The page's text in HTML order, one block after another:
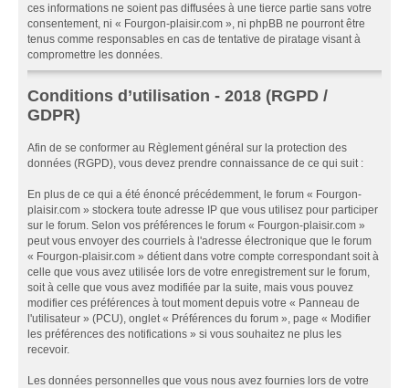
ces informations ne soient pas diffusées à une tierce partie sans votre
consentement, ni « Fourgon-plaisir.com », ni phpBB ne pourront être
tenus comme responsables en cas de tentative de piratage visant à
compromettre les données.
Conditions d’utilisation - 2018 (RGPD /
GDPR)
Afin de se conformer au Règlement général sur la protection des
données (RGPD), vous devez prendre connaissance de ce qui suit :
En plus de ce qui a été énoncé précédemment, le forum « Fourgon-
plaisir.com » stockera toute adresse IP que vous utilisez pour participer
sur le forum. Selon vos préférences le forum « Fourgon-plaisir.com »
peut vous envoyer des courriels à l'adresse électronique que le forum
« Fourgon-plaisir.com » détient dans votre compte correspondant soit à
celle que vous avez utilisée lors de votre enregistrement sur le forum,
soit à celle que vous avez modifiée par la suite, mais vous pouvez
modifier ces préférences à tout moment depuis votre « Panneau de
l'utilisateur » (PCU), onglet « Préférences du forum », page « Modifier
les préférences des notifications » si vous souhaitez ne plus les
recevoir.
Les données personnelles que vous nous avez fournies lors de votre